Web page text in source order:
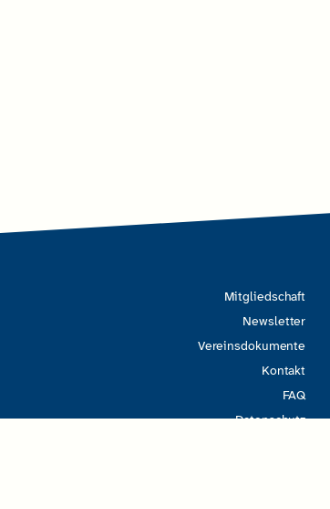
Mitgliedschaft
Newsletter
Vereinsdokumente
Kontakt
FAQ
Datenschutz